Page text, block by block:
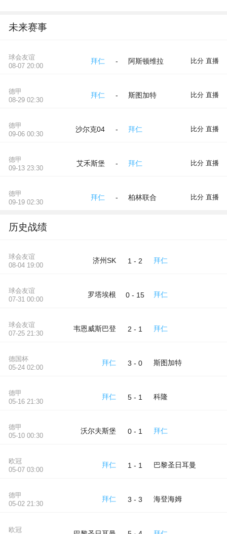
未来赛事
球会友谊
08-07 20:00
拜仁 - 阿斯顿维拉 比分 直播
德甲
08-29 02:30
拜仁 - 斯图加特 比分 直播
德甲
09-06 00:30
沙尔克04 - 拜仁 比分 直播
德甲
09-13 23:30
艾禾斯堡 - 拜仁 比分 直播
德甲
09-19 02:30
拜仁 - 柏林联合 比分 直播
历史战绩
球会友谊
08-04 19:00
济州SK 1 - 2 拜仁
球会友谊
07-31 00:00
罗塔埃根 0 - 15 拜仁
球会友谊
07-25 21:30
韦恩威斯巴登 2 - 1 拜仁
德国杯
05-24 02:00
拜仁 3 - 0 斯图加特
德甲
05-16 21:30
拜仁 5 - 1 科隆
德甲
05-10 00:30
沃尔夫斯堡 0 - 1 拜仁
欧冠
05-07 03:00
拜仁 1 - 1 巴黎圣日耳曼
德甲
05-02 21:30
拜仁 3 - 3 海登海姆
欧冠